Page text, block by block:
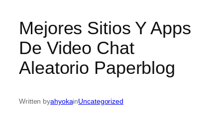
Mejores Sitios Y Apps
De Video Chat
Aleatorio Paperblog
Written byahyokainUncategorized